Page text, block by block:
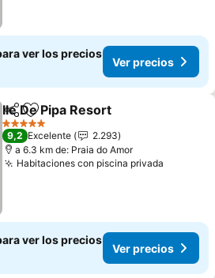
ver los precios
Ver precios
CompartirAñadir a favoritos
Ile De Pipa Resort
5 Estrellas
9,2 Excelente
2.293
a 6.3 km de: Praia do Amor
Habitaciones con piscina privada
ver los precios
Ver precios